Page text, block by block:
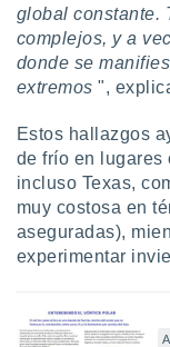
global constante.
complejos, y a
donde se
extremos ",
Estos hallazgos
de frío en lugares
incluso Texas,
muy costosa en
aseguradas),
experimentar